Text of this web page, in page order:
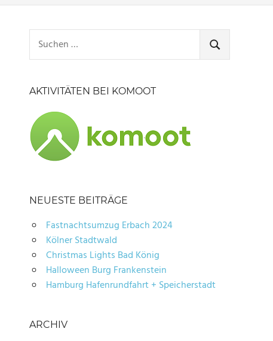
nach:
SUCHEN
AKTIVITÄTEN BEI KOMOOT
NEUESTE BEITRÄGE
Fastnachtsumzug Erbach 2024
Kölner Stadtwald
Christmas Lights Bad König
Halloween Burg Frankenstein
Hamburg Hafenrundfahrt + Speicherstadt
ARCHIV